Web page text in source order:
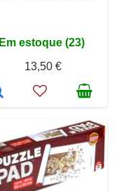
Em estoque (23)
13,50 €